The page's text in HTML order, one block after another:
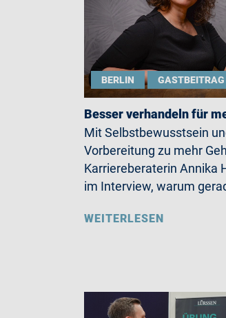
BERLIN GASTBEITRAG
Besser verhandeln für
Mit Selbstbewusstsein
Vorbereitung zu mehr
Karriereberaterin Annika
im Interview, warum
WEITERLESEN